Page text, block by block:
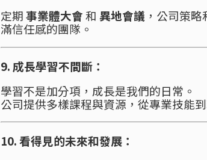
定期事業體大會和 異地會議 ，公司策
滿信任感的團隊。
9. 成長學習不間斷：
學習不是加分項，成長是我們的日常。
公司提供多樣課程與資源，從專業技能
10. 看得見的未來和發展：